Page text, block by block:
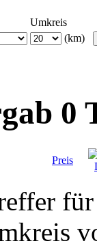
Umkreis
(km)
0
Preis